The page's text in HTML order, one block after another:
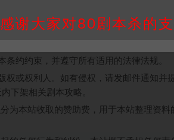
服补发！！！网盘不限速下载神器→ 点此
，仅供学习研究使用，请勿用于商业用
约约束，并遵守所有适用的法律法规。
权或权利人。如有侵权，请发邮件通知并
下架相关剧本攻略。
为本站收取的赞助费，用于本站整理资料
感谢大家对80剧本杀的支